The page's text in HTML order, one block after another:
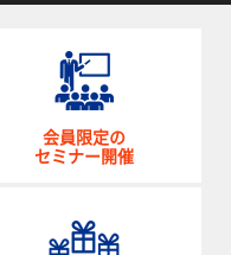
会員限定の
セミナー開催